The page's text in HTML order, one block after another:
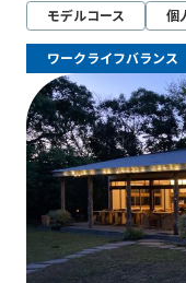
モデルコース
個
ワークライフバランス